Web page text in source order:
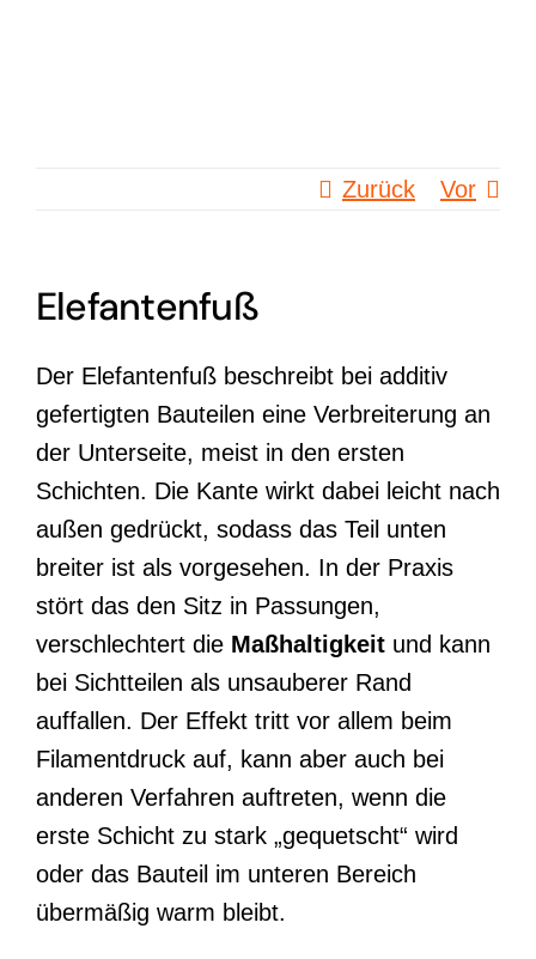
Zurück Vor
Elefantenfuß
Der Elefantenfuß beschreibt bei additiv
gefertigten Bauteilen eine Verbreiterung an
der Unterseite, meist in den ersten
Schichten. Die Kante wirkt dabei leicht nach
außen gedrückt, sodass das Teil unten
breiter ist als vorgesehen. In der Praxis
stört das den Sitz in Passungen,
verschlechtert die Maßhaltigkeit und kann
bei Sichtteilen als unsauberer Rand
auffallen. Der Effekt tritt vor allem beim
Filamentdruck auf, kann aber auch bei
anderen Verfahren auftreten, wenn die
erste Schicht zu stark „gequetscht“ wird
oder das Bauteil im unteren Bereich
übermäßig warm bleibt.